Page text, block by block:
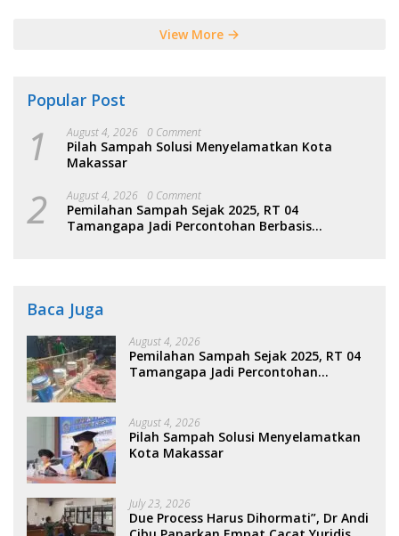
View More
Popular Post
1 August 4, 2026 0 Comment
Pilah Sampah Solusi Menyelamatkan Kota
Makassar
2 August 4, 2026 0 Comment
Pemilahan Sampah Sejak 2025, RT 04
Tamangapa Jadi Percontohan Berbasis
Baca Juga
August 4, 2026
Pemilahan Sampah Sejak 2025, RT 04
Tamangapa Jadi Percontohan
August 4, 2026
Pilah Sampah Solusi Menyelamatkan
Kota Makassar
July 23, 2026
Due Process Harus Dihormati”, Dr Andi